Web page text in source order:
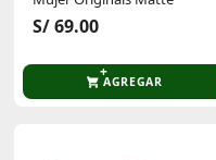
S/ 69.00
AGREGAR